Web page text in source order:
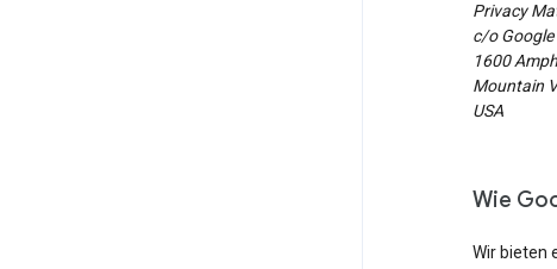
Privacy
c/o Google
1600
Mountain
USA
Wie
Wir bieten